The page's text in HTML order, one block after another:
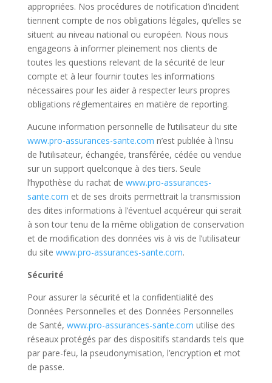
appropriées. Nos procédures de notification d’incident
tiennent compte de nos obligations légales, qu’elles se
situent au niveau national ou européen. Nous nous
engageons à informer pleinement nos clients de
toutes les questions relevant de la sécurité de leur
compte et à leur fournir toutes les informations
nécessaires pour les aider à respecter leurs propres
obligations réglementaires en matière de reporting.
Aucune information personnelle de l’utilisateur du site
www.pro-assurances-sante.com n’est publiée à l’insu
de l’utilisateur, échangée, transférée, cédée ou vendue
sur un support quelconque à des tiers. Seule
l’hypothèse du rachat de www.pro-assurances-
sante.com et de ses droits permettrait la transmission
des dites informations à l’éventuel acquéreur qui serait
à son tour tenu de la même obligation de conservation
et de modification des données vis à vis de l’utilisateur
du site www.pro-assurances-sante.com.
Sécurité
Pour assurer la sécurité et la confidentialité des
Données Personnelles et des Données Personnelles
de Santé, www.pro-assurances-sante.com utilise des
réseaux protégés par des dispositifs standards tels que
par pare-feu, la pseudonymisation, l’encryption et mot
de passe.